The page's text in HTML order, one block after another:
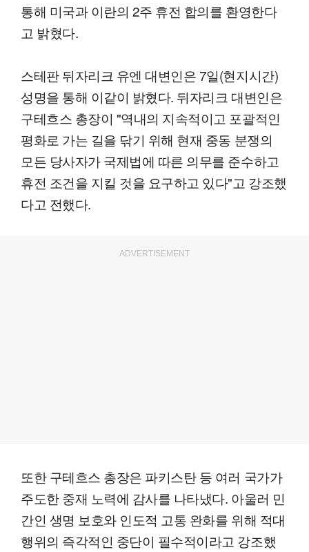
통해 미국과 이란의 2주 휴전 합의를 환영한다
고 밝혔다.
스테판 뒤자리크 유엔 대변인은 7일(현지시간)
성명을 통해 이같이 밝혔다. 뒤자리크 대변인은
구테흐스 총장이 "역내의 지속적이고 포괄적인
평화로 가는 길을 닦기 위해 현재 중동 분쟁의
모든 당사자가 국제법에 따른 의무를 준수하고
휴전 조건을 지킬 것을 요구하고 있다"고 강조했
다고 전했다.
ADVERTISEMENT
또한 구테흐스 총장은 파키스탄 등 여러 국가가
주도한 중재 노력에 감사를 나타냈다. 아울러 민
간인 생명 보호와 인도적 고통 완화를 위해 적대
행위의 즉각적인 중단이 필수적이라고 강조했